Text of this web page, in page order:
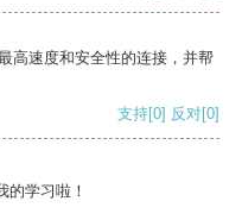
高速度和安全性的连接，并帮
支持[0] 反对[0]
的学习啦！